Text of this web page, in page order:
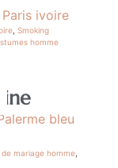
Smoking
homme
mariage homme